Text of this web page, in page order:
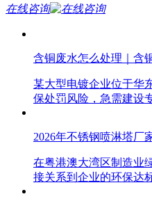
在线咨询
含铜废水怎么处理｜含
某大型电镀企业位于华
保处罚风险，急需建设
2026年不锈钢喷淋塔厂
在粤港澳大湾区制造业
接关系到企业的环保达